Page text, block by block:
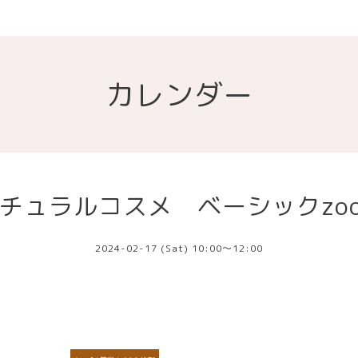
カレンダー
ュラルコスメ ベーシック
2024-02-17 (Sat) 10:00～12:00